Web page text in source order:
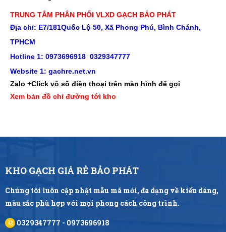
TRUNG TÂM PHÂN PHỐI VLXD GẠCH BẢO PHÁT
Địa chỉ: E7/181Quốc Lộ 50, Xã Phong Phú, Bình Chánh,
TPHCM
Hotline 1: 0973696918 0329347777
Website 1: gachre.net.vn
Zalo +Click vô số điện thoại trên màn hình để gọi
Xem bản đồ chỉ đường tới kho
KHO GẠCH GIÁ RẺ BẢO PHÁT
Chúng tôi luôn cập nhật mẫu mã mới, đa dạng về kiểu dáng,
màu sắc phù hợp với mọi phong cách công trình.
0329347777 - 0973696918